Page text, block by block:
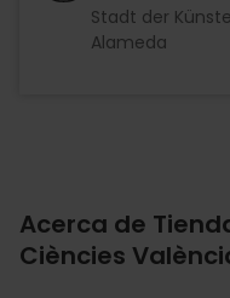
Stadt der
Alameda
Acerca de
Ciències